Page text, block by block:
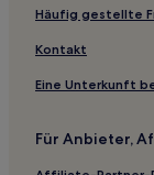
Hotels nahe
Hotels nahe
Hotels nahe
Hotels nahe
Häufig gestellte
Kontakt
Eine Unterkunft
Für Anbieter,